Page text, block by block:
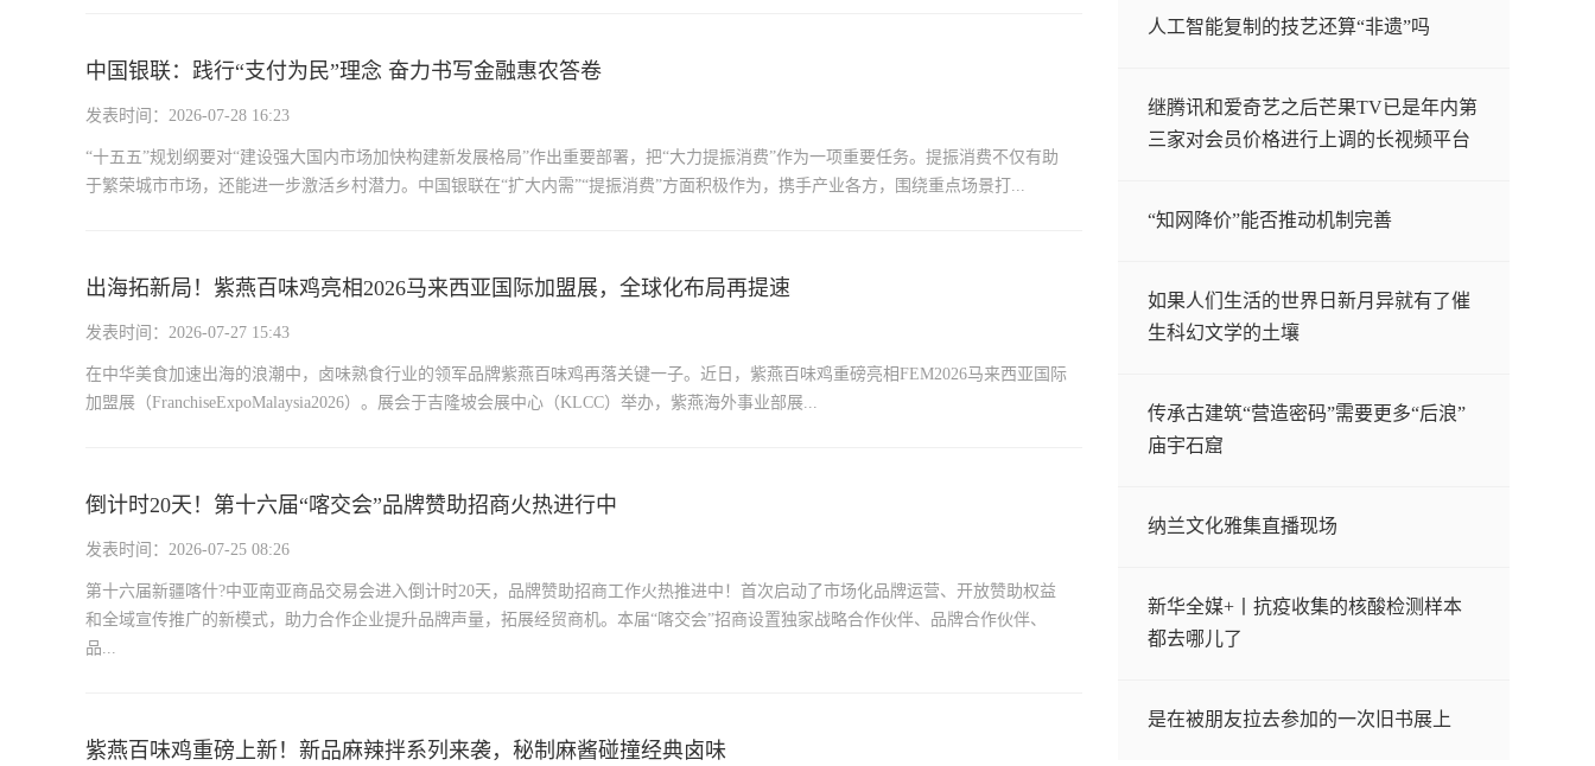
中国银联：践行“支付为民”理念 奋力书写金融惠农答卷
发表时间：2026-07-28 16:23
“十五五”规划纲要对“建设强大国内市场加快构建新发展格局”作出重要部署，把“大力提振消费”作为一项重要任务。提振消费不仅有助
于繁荣城市市场，还能进一步激活乡村潜力。中国银联在“扩大内需”“提振消费”方面积极作为，携手产业各方，围绕重点场景打...
出海拓新局！紫燕百味鸡亮相2026马来西亚国际加盟展，全球化布局再提速
发表时间：2026-07-27 15:43
在中华美食加速出海的浪潮中，卤味熟食行业的领军品牌紫燕百味鸡再落关键一子。近日，紫燕百味鸡重磅亮相FEM2026马来西亚国际
加盟展（FranchiseExpoMalaysia2026）。展会于吉隆坡会展中心（KLCC）举办，紫燕海外事业部展...
倒计时20天！第十六届“喀交会”品牌赞助招商火热进行中
发表时间：2026-07-25 08:26
第十六届新疆喀什?中亚南亚商品交易会进入倒计时20天，品牌赞助招商工作火热推进中！首次启动了市场化品牌运营、开放赞助权益
和全域宣传推广的新模式，助力合作企业提升品牌声量，拓展经贸商机。本届“喀交会”招商设置独家战略合作伙伴、品牌合作伙伴、
品...
紫燕百味鸡重磅上新！新品麻辣拌系列来袭，秘制麻酱碰撞经典卤味
人工智能复制的技艺还算“非遗”吗
继腾讯和爱奇艺之后芒果TV已是年内第
三家对会员价格进行上调的长视频平台
“知网降价”能否推动机制完善
如果人们生活的世界日新月异就有了催
生科幻文学的土壤
传承古建筑“营造密码”需要更多“后浪”
庙宇石窟
纳兰文化雅集直播现场
新华全媒+丨抗疫收集的核酸检测样本
都去哪儿了
是在被朋友拉去参加的一次旧书展上